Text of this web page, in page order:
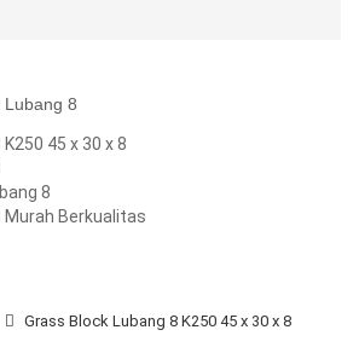
Lubang 8
45 x 30 x 8
8
Murah Berkualitas
Grass Block Lubang 8 K250 45 x 30 x 8